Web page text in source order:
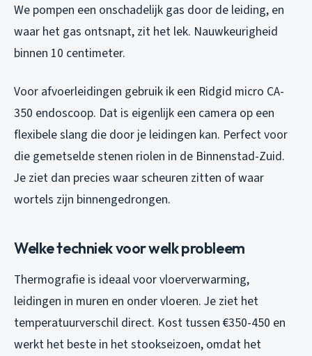
We pompen een onschadelijk gas door de leiding, en
waar het gas ontsnapt, zit het lek. Nauwkeurigheid
binnen 10 centimeter.
Voor afvoerleidingen gebruik ik een Ridgid micro CA-
350 endoscoop. Dat is eigenlijk een camera op een
flexibele slang die door je leidingen kan. Perfect voor
die gemetselde stenen riolen in de Binnenstad-Zuid.
Je ziet dan precies waar scheuren zitten of waar
wortels zijn binnengedrongen.
Welke techniek voor welk probleem
Thermografie is ideaal voor vloerverwarming,
leidingen in muren en onder vloeren. Je ziet het
temperatuurverschil direct. Kost tussen €350-450 en
werkt het beste in het stookseizoen, omdat het